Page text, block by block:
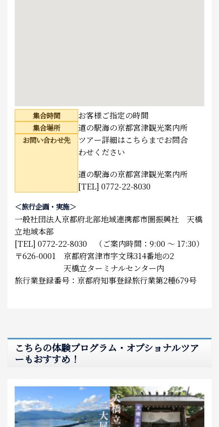
集合時間 お客様ご指定の時間
集合場所 道の駅海の京都宮津観光案内所
お問い合わせ先
ツアー詳細はこちらまでお問合
わせください
道の駅海の京都宮津観光案内所
[TEL] 0772-22-8030
＜旅行企画・実施＞
一般社団法人京都府北部地域連携都市圏振興社 天橋
立地域本部
[TEL] 0772-22-8030 （ご案内時間：9:00 ～ 17:30）
〒626-0001 京都府宮津市字文珠314番地の2
天橋立ターミナルセンター内
旅行業登録番号：京都府知事登録旅行業第2種679号
こちらの体験プログラム・オプショナルツア
ーもおすすめ！